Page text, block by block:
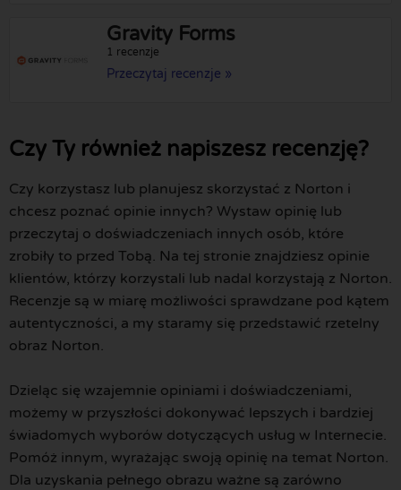
Gravity Forms
1 recenzje
Przeczytaj recenzje »
Czy Ty również napiszesz recenzję?
Czy korzystasz lub planujesz skorzystać z Norton i
chcesz poznać opinie innych? Wystaw opinię lub
przeczytaj o doświadczeniach innych osób, które
zrobiły to przed Tobą. Na tej stronie znajdziesz opinie
klientów, którzy korzystali lub nadal korzystają z Norton.
Recenzje są w miarę możliwości sprawdzane pod kątem
autentyczności, a my staramy się przedstawić rzetelny
obraz Norton.
Dzieląc się wzajemnie opiniami i doświadczeniami,
możemy w przyszłości dokonywać lepszych i bardziej
świadomych wyborów dotyczących usług w Internecie.
Pomóż innym, wyrażając swoją opinię na temat Norton.
Dla uzyskania pełnego obrazu ważne są zarówno